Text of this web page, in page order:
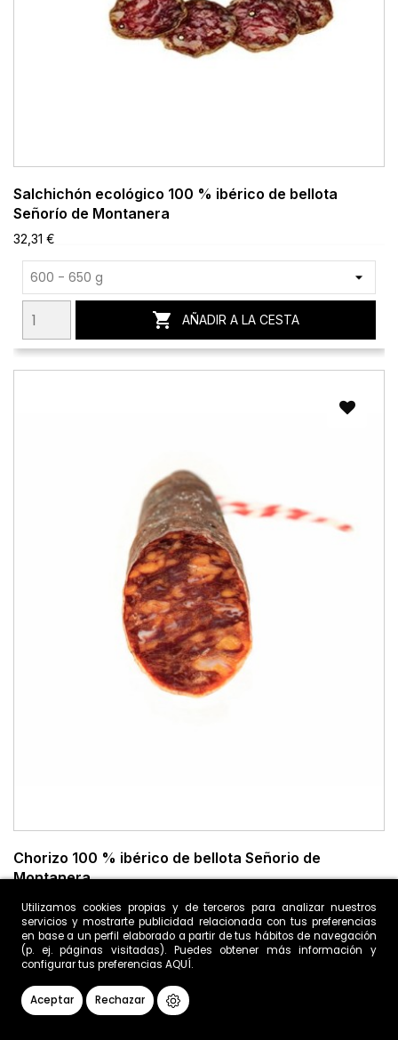
Utilizamos cookies propias y de terceros para analizar nuestros
servicios y mostrarte publicidad relacionada con tus preferencias
en base a un perfil elaborado a partir de tus hábitos de navegación
(p. ej. páginas visitadas). Puedes obtener más información y
configurar tus preferencias AQUÍ.
Aceptar Rechazar
Salchichón ecológico 100 % ibérico de bellota
Señorío de Montanera
32,31 €
 AÑADIR A LA CESTA
Chorizo 100 % ibérico de bellota Señorio de
Montanera
32,31 €
